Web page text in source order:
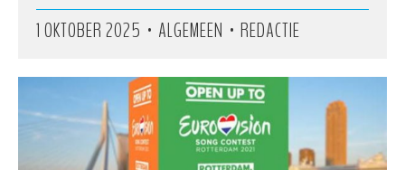
1 OKTOBER 2025 • ALGEMEEN • REDACTIE